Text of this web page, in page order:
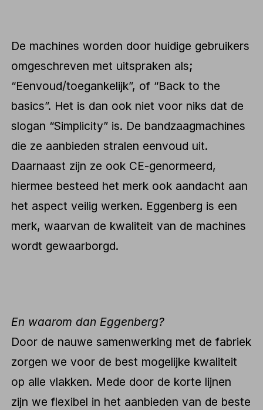
De machines worden door huidige gebruikers
omgeschreven met uitspraken als;
“Eenvoud/toegankelijk”, of “Back to the
basics”. Het is dan ook niet voor niks dat de
slogan “Simplicity” is. De bandzaagmachines
die ze aanbieden stralen eenvoud uit.
Daarnaast zijn ze ook CE-genormeerd,
hiermee besteed het merk ook aandacht aan
het aspect veilig werken. Eggenberg is een
merk, waarvan de kwaliteit van de machines
wordt gewaarborgd.
En waarom dan Eggenberg?
Door de nauwe samenwerking met de fabriek
zorgen we voor de best mogelijke kwaliteit
op alle vlakken. Mede door de korte lijnen
zijn we flexibel in het aanbieden van de beste